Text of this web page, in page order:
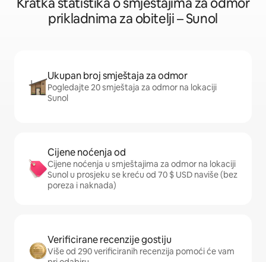
prikladnima za obitelji – Sunol
Ukupan broj smještaja za odmor
Pogledajte 20 smještaja za odmor na lokaciji
Sunol
Cijene noćenja od
Cijene noćenja u smještajima za odmor na lokaciji
Sunol u prosjeku se kreću od 70 $ USD naviše (bez
poreza i naknada)
Verificirane recenzije gostiju
Više od 290 verificiranih recenzija pomoći će vam